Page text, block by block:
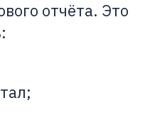
отчёта. Это